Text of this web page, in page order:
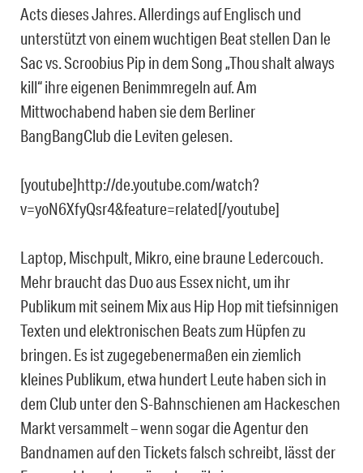
Acts dieses Jahres. Allerdings auf Englisch und
unterstützt von einem wuchtigen Beat stellen Dan le
Sac vs. Scroobius Pip in dem Song „Thou shalt always
kill“ ihre eigenen Benimmregeln auf. Am
Mittwochabend haben sie dem Berliner
BangBangClub die Leviten gelesen.
[youtube]http://de.youtube.com/watch?
v=yoN6XfyQsr4&feature=related[/youtube]
Laptop, Mischpult, Mikro, eine braune Ledercouch.
Mehr braucht das Duo aus Essex nicht, um ihr
Publikum mit seinem Mix aus Hip Hop mit tiefsinnigen
Texten und elektronischen Beats zum Hüpfen zu
bringen. Es ist zugegebenermaßen ein ziemlich
kleines Publikum, etwa hundert Leute haben sich in
dem Club unter den S-Bahnschienen am Hackeschen
Markt versammelt – wenn sogar die Agentur den
Bandnamen auf den Tickets falsch schreibt, lässt der